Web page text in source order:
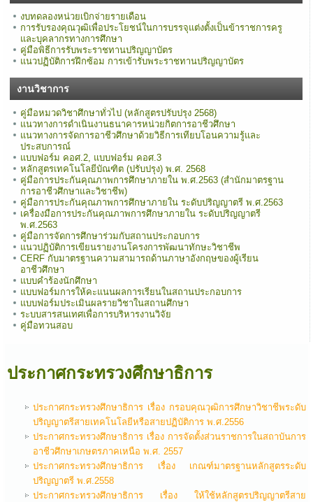
งบทดลองหน่วยเบิกจ่ายรายเดือน
การรับรองคุณวุฒิเพื่อประโยชน์ในการบรรจุแต่งตั้งเป็นข้าราชการครู
และบุคลากรทางการศึกษา
คู่มือพิธีการรับพระราชทานปริญญาบัตร
แนวปฏิบัติการฝึกซ้อม การเข้ารับพระราชทานปริญญาบัตร
งานวิชาการ
คู่มือหมวดวิชาศึกษาทั่วไป (หลักสูตรปรับปรุง 2568)
แนวทางการดำเนินงานธนาคารหน่วยกิตการอาชีวศึกษา
แนวทางการจัดการอาชีวศึกษาด้วยวิธีการเทียบโอนความรู้และ
ประสบการณ์
แบบฟอร์ม คอศ.2, แบบฟอร์ม คอศ.3
หลักสูตรเทคโนโลยีบัณฑิต (ปรับปรุง) พ.ศ. 2568
คู่มือการประกันคุณภาพการศึกษาภายใน พ.ศ.2563 (สำนักมาตรฐาน
การอาชีวศึกษาและวิชาชีพ)
คู่มือการประกันคุณภาพการศึกษาภายใน ระดับปริญญาตรี พ.ศ.2563
เครื่องมือการประกันคุณภาพการศึกษาภายใน ระดับปริญญาตรี
พ.ศ.2563
คู่มือการจัดการศึกษาร่วมกับสถานประกอบการ
แนวปฏิบัติการเขียนรายงานโครงการพัฒนาทักษะวิชาชีพ
CERF กับมาตรฐานความสามารถด้านภาษาอังกฤษของผู้เรียน
อาชีวศึกษา
แบบคำร้องนักศึกษา
แบบฟอร์มการให้คะแนนผลการเรียนในสถานประกอบการ
แบบฟอร์มประเมินผลรายวิชาในสถานศึกษา
ระบบสารสนเทศเพื่อการบริหารงานวิจัย
คู่มือทวนสอบ
ประกาศกระทรวงศึกษาธิการ
ประกาศกระทรวงศึกษาธิการ เรื่อง กรอบคุณวุฒิการศึกษาวิชาชีพระดับ
ปริญญาตรีสายเทคโนโลยีหรือสายปฏิบัติการ พ.ศ.2556
ประกาศกระทรวงศึกษาธิการ เรื่อง การจัดตั้งส่วนราชการในสถาบันการ
อาชีวศึกษาเกษตรภาคเหนือ พ.ศ. 2557
ประกาศกระทรวงศึกษาธิการ เรื่อง เกณฑ์มาตรฐานหลักสูตรระดับ
ปริญญาตรี พ.ศ.2558
ประกาศกระทรวงศึกษาธิการ เรื่อง ให้ใช้หลักสูตรปริญญาตรีสาย